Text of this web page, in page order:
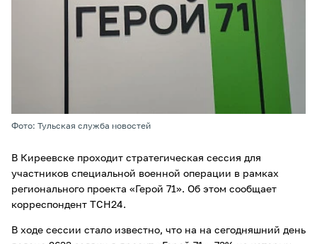
Фото: Тульская служба новостей
В Киреевске проходит стратегическая сессия для
участников специальной военной операции в рамках
регионального проекта «Герой 71». Об этом сообщает
корреспондент ТСН24.
В ходе сессии стало известно, что на на сегодняшний день